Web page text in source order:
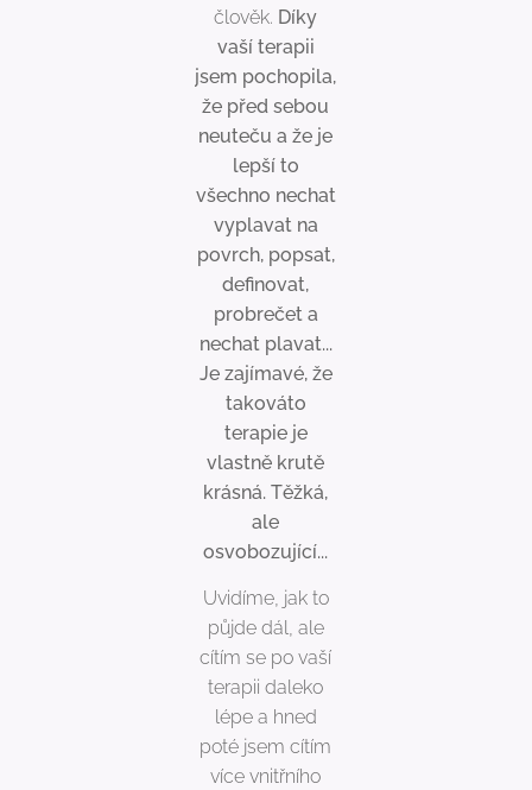
člověk. Díky
vaší terapii
jsem pochopila,
že před sebou
neuteču a že je
lepší to
všechno nechat
vyplavat na
povrch, popsat,
definovat,
probrečet a
nechat plavat...
Je zajímavé, že
takováto
terapie je
vlastně krutě
krásná. Těžká,
ale
osvobozující...
Uvidíme, jak to
půjde dál, ale
cítím se po vaší
terapii daleko
lépe a hned
poté jsem cítím
více vnitřního